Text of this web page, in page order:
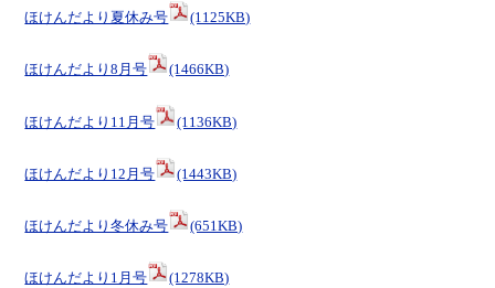
ほけんだより夏休み号 (1125KB)
ほけんだより8月号 (1466KB)
ほけんだより11月号 (1136KB)
ほけんだより12月号 (1443KB)
ほけんだより冬休み号 (651KB)
ほけんだより1月号 (1278KB)